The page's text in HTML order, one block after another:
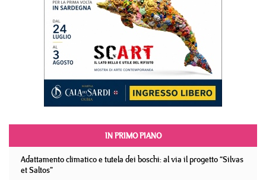
IN PRIMO PIANO
Adattamento climatico e tutela dei boschi: al via il progetto “Silvas
et Saltos”